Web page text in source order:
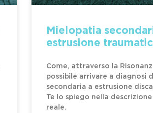
Mielopatia
estrusione
Come, attraverso la
possibile arrivare a diagnosi
secondaria a estrusione
Te lo spiego nella
reale.